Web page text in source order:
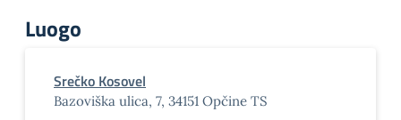
Luogo
Srečko Kosovel
Bazoviška ulica, 7, 34151 Opčine TS